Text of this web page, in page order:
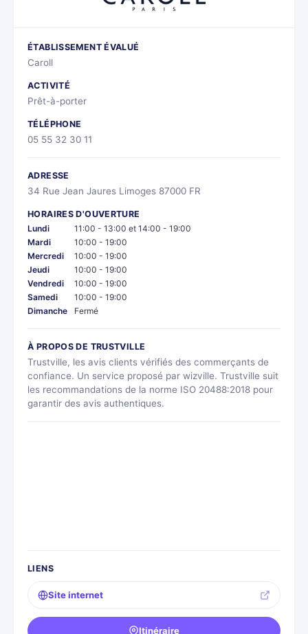
ÉTABLISSEMENT ÉVALUÉ
Caroll
ACTIVITÉ
Prêt-à-porter
TÉLÉPHONE
05 55 32 30 11
ADRESSE
34 Rue Jean Jaures Limoges 87000 FR
HORAIRES D'OUVERTURE
Lundi
11:00 - 13:00 et 14:00 - 19:00
Mardi
10:00 - 19:00
Mercredi
10:00 - 19:00
Jeudi
10:00 - 19:00
Vendredi
10:00 - 19:00
Samedi
10:00 - 19:00
Dimanche
Fermé
À PROPOS DE TRUSTVILLE
Trustville, les avis clients vérifiés des commerçants de
confiance. Un service proposé par wizville. Trustville suit
les recommandations de la norme ISO 20488:2018 pour
garantir des avis authentiques.
LIENS
Site internet
Itinéraire